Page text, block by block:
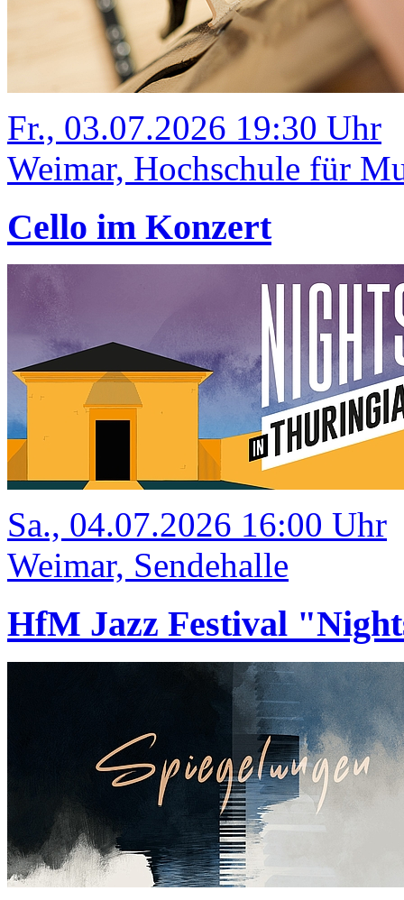
Fr., 03.07.2026 19:30 Uhr
Weimar, Hochschule für
Cello im Konzert
Sa., 04.07.2026 16:00 Uhr
Weimar, Sendehalle
HfM Jazz Festival